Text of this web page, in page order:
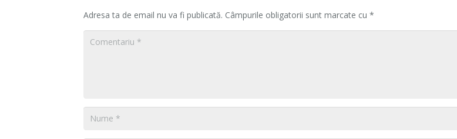
Adresa ta de email nu va fi publicată. Câmpurile obligatorii sunt marcate cu *